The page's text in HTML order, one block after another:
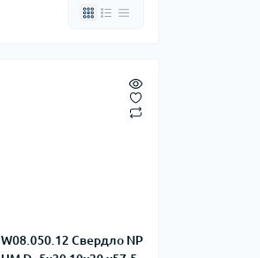
W08.050.12 Свердло NP